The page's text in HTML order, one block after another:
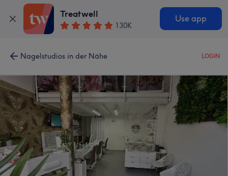
Treatwell
130K
Use app
Nagelstudios in der Nähe LOGIN